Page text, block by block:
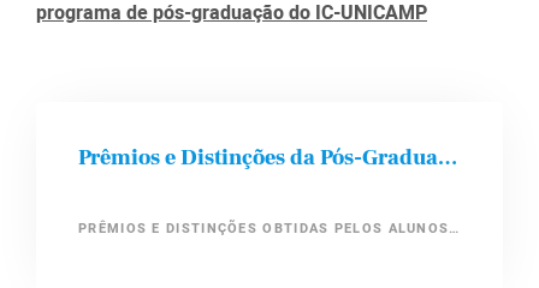
programa de pós-graduação do IC-UNICAMP
Prêmios e Distinções da Pós-Graduação do IC-UNICAMP
PRÊMIOS E DISTINÇÕES OBTIDAS PELOS ALUNOS DO PROGRAMA DE PÓS-GRADUAÇÃO DO IC-UNICAMP